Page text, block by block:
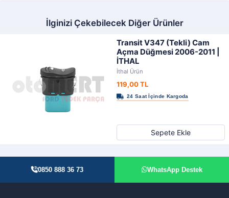
İlginizi Çekebilecek Diğer Ürünler
Transit V347 (Tekli) Cam
Açma Düğmesi 2006-2011 |
İTHAL
İthal Ürün
119,00 TL
Sepete Ekle
0850 888 36 73 WhatsApp Destek